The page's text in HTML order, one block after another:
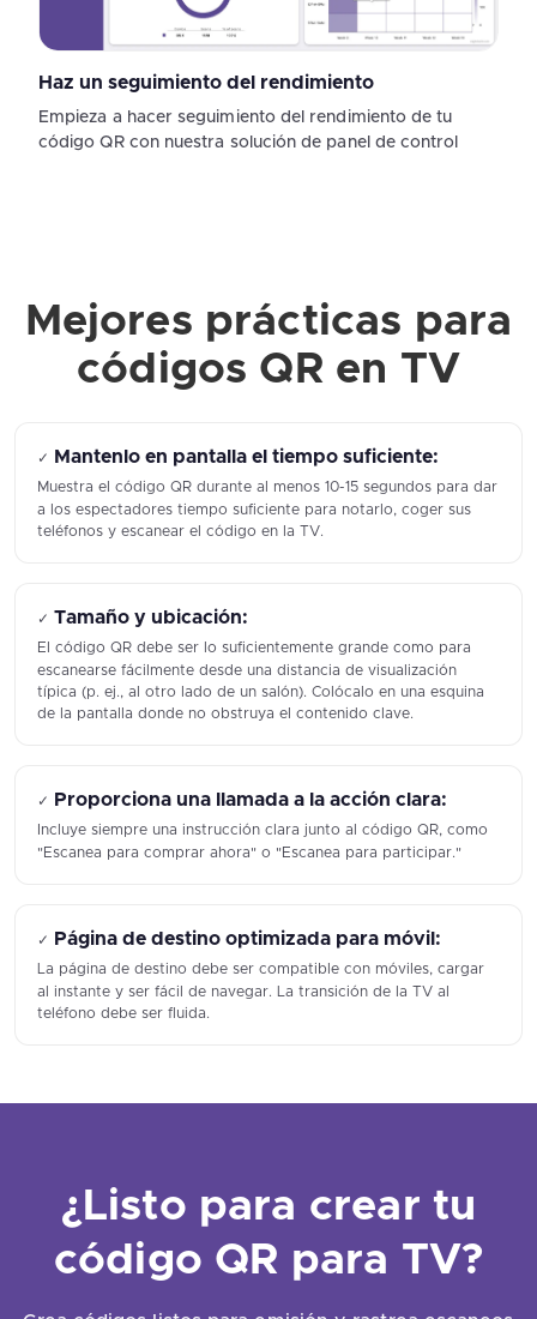
Haz un seguimiento del rendimiento
Empieza a hacer seguimiento del rendimiento de tu
código QR con nuestra solución de panel de control
Mejores prácticas para
códigos QR en TV
✓ Mantenlo en pantalla el tiempo suficiente:
Muestra el código QR durante al menos 10-15 segundos para dar
a los espectadores tiempo suficiente para notarlo, coger sus
teléfonos y escanear el código en la TV.
✓ Tamaño y ubicación:
El código QR debe ser lo suficientemente grande como para
escanearse fácilmente desde una distancia de visualización
típica (p. ej., al otro lado de un salón). Colócalo en una esquina
de la pantalla donde no obstruya el contenido clave.
✓ Proporciona una llamada a la acción clara:
Incluye siempre una instrucción clara junto al código QR, como
"Escanea para comprar ahora" o "Escanea para participar."
✓ Página de destino optimizada para móvil:
La página de destino debe ser compatible con móviles, cargar
al instante y ser fácil de navegar. La transición de la TV al
teléfono debe ser fluida.
¿Listo para crear tu
código QR para TV?